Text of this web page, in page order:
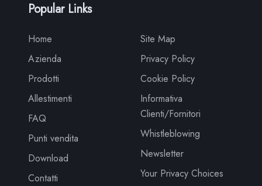
Popular Links
Home
Azienda
Prodotti
Allestimenti
FAQ
Punti vendita
Download
Contatti
Site Map
Privacy Policy
Cookie Policy
Informativa
Clienti/Fornitori
Whistleblowing
Newsletter
Your Privacy Choices